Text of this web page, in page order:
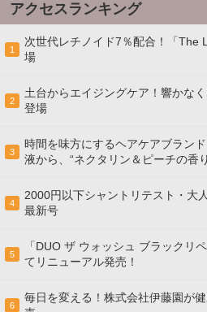
アクセスランキング
1
次世代レチノイド7％配合！「The
場
2
土台からエイジングケア！響かな
登場
3
時間を味方にするヘアケアブラン
液から、“ネクタリン＆ピーチの香
4
2000円以下シャントリテスト・大
最新号
5
「DUO ザ ウォッシュ ブラックリ
てリニューアル発売！
6
毎日を変える！株式会社伊藤園が